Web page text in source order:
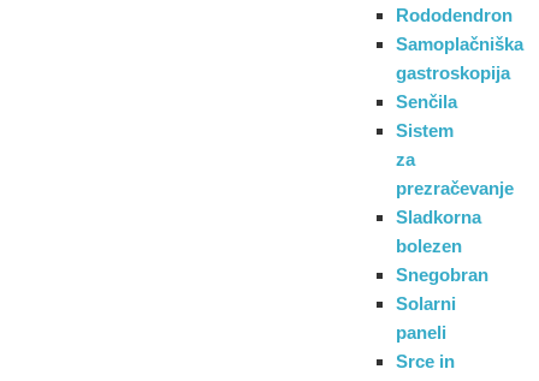
Rododendron
Samoplačniška
gastroskopija
Senčila
Sistem
za
prezračevanje
Sladkorna
bolezen
Snegobran
Solarni
paneli
Srce in